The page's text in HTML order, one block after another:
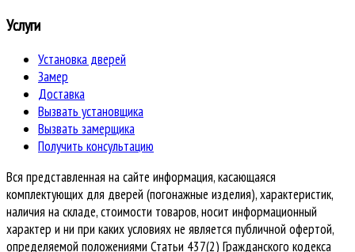
Услуги
Установка дверей
Замер
Доставка
Вызвать установщика
Вызвать замерщика
Получить консультацию
Вся представленная на сайте информация, касающаяся
комплектующих для дверей (погонажные изделия), характеристик,
наличия на складе, стоимости товаров, носит информационный
характер и ни при каких условиях не является публичной офертой,
определяемой положениями Статьи 437(2) Гражданского кодекса